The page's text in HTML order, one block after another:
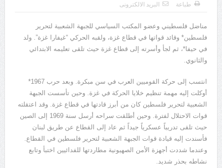
طباعة
البريد الالكترونى
مناضل فلسطيني وعضو المكتب السياسي للجبهة الشعبية لتحرير
فلسطين* وقائد قواتها في قطاع غزة، ولقبه الحركي “غيفارا غزة”. ولد
في حيفا*، ثم لجأ وأسرته إلى قطاع غزة حيث تلقى تعليمه الابتدائي
والثانوي.
انتسب إلى حركة القوميين العرب في سن مبكرة. وبعد حرب 1967*
أوكلت إليه مهمة تنظيم خلايا الحركة في غزة. وحين تأسست الجبهة
الشعبية لتحرير فلسطين كان من أبرز قادتها في قطاع غزة. وقد اعتقلته
قوات الاحتلال لفترة. وحين أطلقت سراحه أرسل سنة 1969 إلى الصين
حيث تلقى تدريباً عسكرياً جيداً ثم عاد إلى القطاع عن طريق لبنان
فأسندت إليه قيادة قوات الجبهة الشعبية لتحرير فلسطين في القطاع.
وعندما شددت أجهزة الأمن الصهيونية مطاردتها للفدائيين اختبأ وتابع
نشاطه بحذر شديد.